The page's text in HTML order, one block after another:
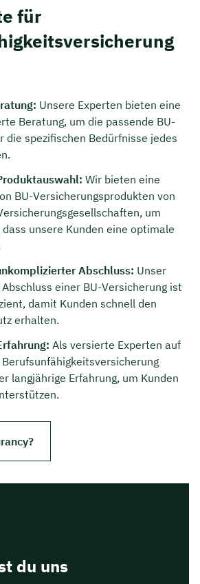
für
Unsere Experten bieten eine
Beratung, um die passende BU-
die spezifischen Bedürfnisse jedes
Wir bieten eine
BU-Versicherungsprodukten von
um
unsere Kunden eine optimale
Abschluss: Unser
einer BU-Versicherung ist
damit Kunden schnell den
erhalten.
Als versierte Experten auf
langjährige Erfahrung, um Kunden
du uns